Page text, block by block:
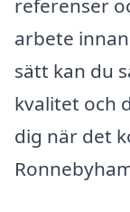
referenser
arbete
sätt kan du
kvalitet och
dig när det